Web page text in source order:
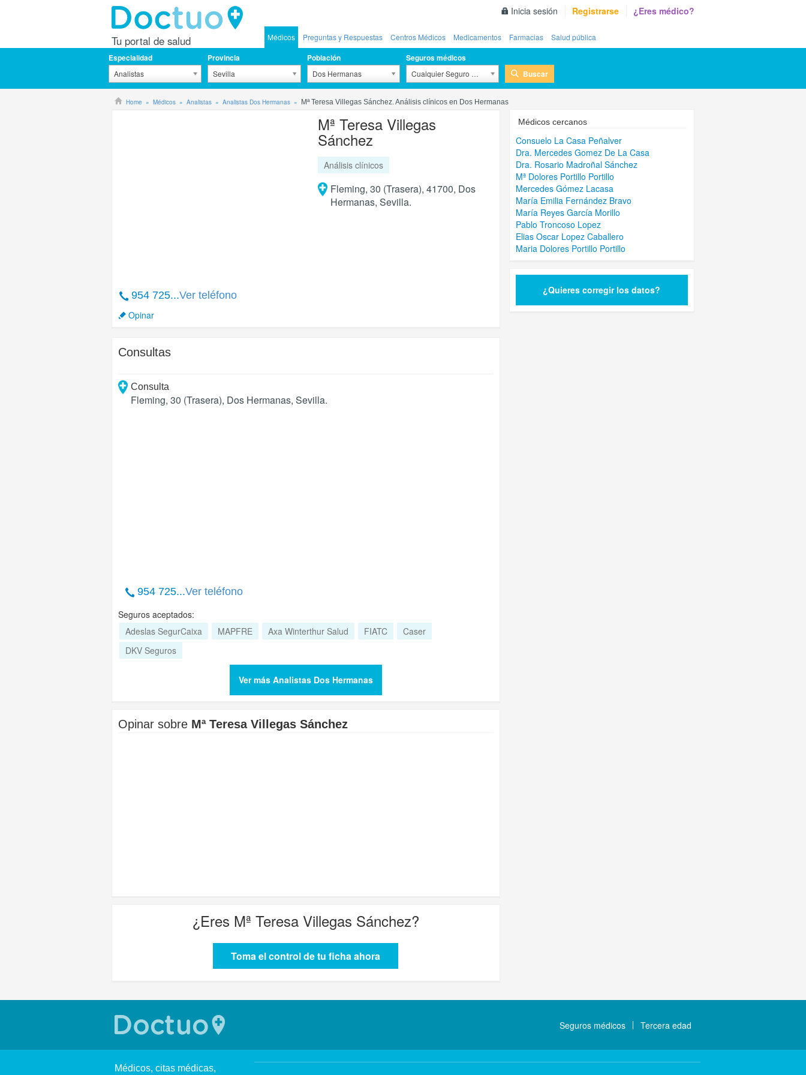
Tu portal de salud
Inicia sesión Registrarse ¿Eres médico?
Médicos Preguntas y Respuestas Centros Médicos Medicamentos Farmacias Salud pública
Especialidad
Analistas
Provincia
Sevilla
Población
Dos Hermanas
Seguros médicos
Cualquier Seguro Médico Buscar
Home Médicos Analistas Analistas Dos Hermanas Mª Teresa Villegas Sánchez. Análisis clínicos en Dos Hermanas
954 725...Ver teléfono
Opinar
Mª Teresa Villegas
Sánchez
Análisis clínicos
Fleming, 30 (Trasera), 41700, Dos
Hermanas, Sevilla.
Consultas
Consulta
Fleming, 30 (Trasera), Dos Hermanas, Sevilla.
954 725...Ver teléfono
Seguros aceptados:
Adeslas SegurCaixa
MAPFRE Axa Winterthur Salud FIATC
Caser
DKV Seguros
Ver más Analistas Dos Hermanas
Opinar sobre Mª Teresa Villegas Sánchez
¿Eres Mª Teresa Villegas Sánchez?
Toma el control de tu ficha ahora
Médicos cercanos
Consuelo La Casa Peñalver
Dra. Mercedes Gomez De La Casa
Dra. Rosario Madroñal Sánchez
Mª Dolores Portillo Portillo
Mercedes Gómez Lacasa
María Emilia Fernández Bravo
María Reyes García Morillo
Pablo Troncoso Lopez
Elias Oscar Lopez Caballero
Maria Dolores Portillo Portillo
¿Quieres corregir los datos?
Seguros médicos Tercera edad
Médicos, citas médicas,